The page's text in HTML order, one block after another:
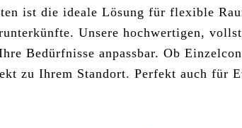
ist die ideale Lösung für flexible
Unsere hochwertigen,
Bedürfnisse anpassbar. Ob
zu Ihrem Standort. Perfekt auch für